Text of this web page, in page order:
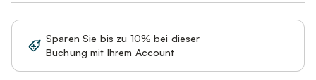
Sparen Sie bis zu 10% bei dieser
Buchung mit Ihrem Account